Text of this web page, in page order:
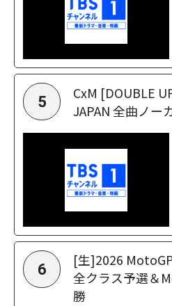
5
CxM [DOUBLE
JAPAN 全曲ノー
6
[生]2026
全クラス予選＆
勝